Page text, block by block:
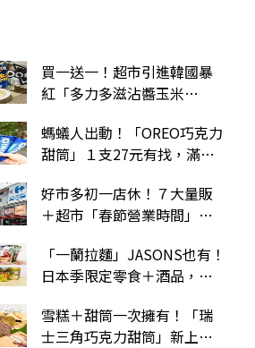
買一送一！超市引進韓國暴
紅「多力多滋沾醬玉米
螞蟻人出動！「OREO巧克力
甜筒」１支27元有找，滿滿
好市多初一店休！７大量販
＋超市「春節營業時間」一
「一蘭拉麵」JASONS也有！
日本季限定零食＋酒品，進
雪糕＋甜筒一次擁有！「瑞
士三角巧克力甜筒」新上